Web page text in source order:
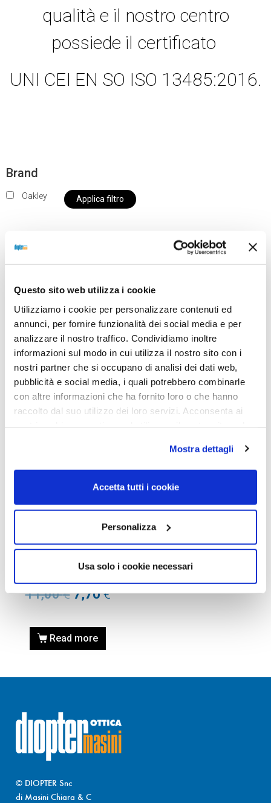
Questo sito web utilizza i cookie
Utilizziamo i cookie per personalizzare contenuti ed
annunci, per fornire funzionalità dei social media e per
analizzare il nostro traffico. Condividiamo inoltre
informazioni sul modo in cui utilizza il nostro sito con i
nostri partner che si occupano di analisi dei dati web,
pubblicità e social media, i quali potrebbero combinarle
con altre informazioni che ha fornito loro o che hanno
raccolto dal suo utilizzo dei loro servizi. Acconsenta ai
Mostra dettagli
Accetta tutti i cookie
Personalizza
Usa solo i cookie necessari
qualità e il nostro centro
possiede il certificato
UNI CEI EN SO ISO 13485:2016.
Brand
Oakley Applica filtro
nostro negozio non saranno disponibili per la
da OTTICA DIOPTER
Showing the single result
OAKLEY, OCCHIALE DA
SOLE
Occhiale OAKLEY
AOO0483MB 000056 00
11,00€ 7,70€
Read more
© DIOPTER Snc
di Masini Chiara & C